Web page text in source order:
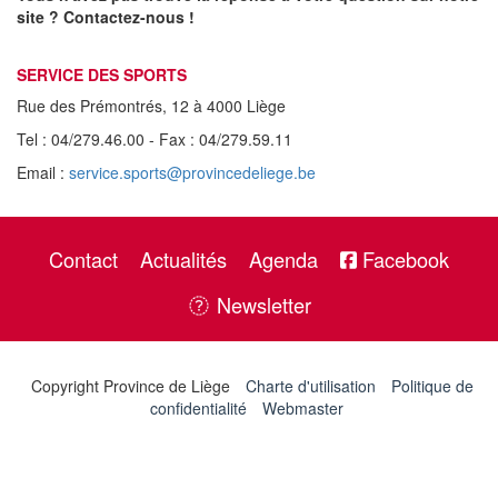
site ? Contactez-nous !
SERVICE DES SPORTS
Rue des Prémontrés, 12 à 4000 Liège
Tel : 04/279.46.00 - Fax : 04/279.59.11
Email : service.sports@provincedeliege.be
Contact Actualités Agenda
Facebook
Newsletter
Copyright Province de Liège Charte d'utilisation
Politique de
confidentialité
Webmaster